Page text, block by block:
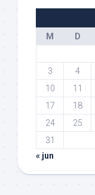
M
D
3
4
10
11
17
18
24
25
31
« jun